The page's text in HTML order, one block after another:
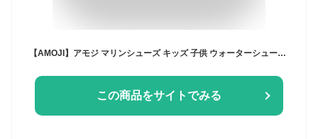
【AMOJI】アモジ マリンシューズ キッズ 子供 ウォーターシューズ 水陸両用 マジックテープ 通気性 ビーチシューズ ジュニア 女の子 男の子 靴 スポーツ 水遊び 排水機能 軽量 滑り止め ベビー 子供用 アクアシューズ 速乾 プール 海 岩場
この商品をサイトでみる